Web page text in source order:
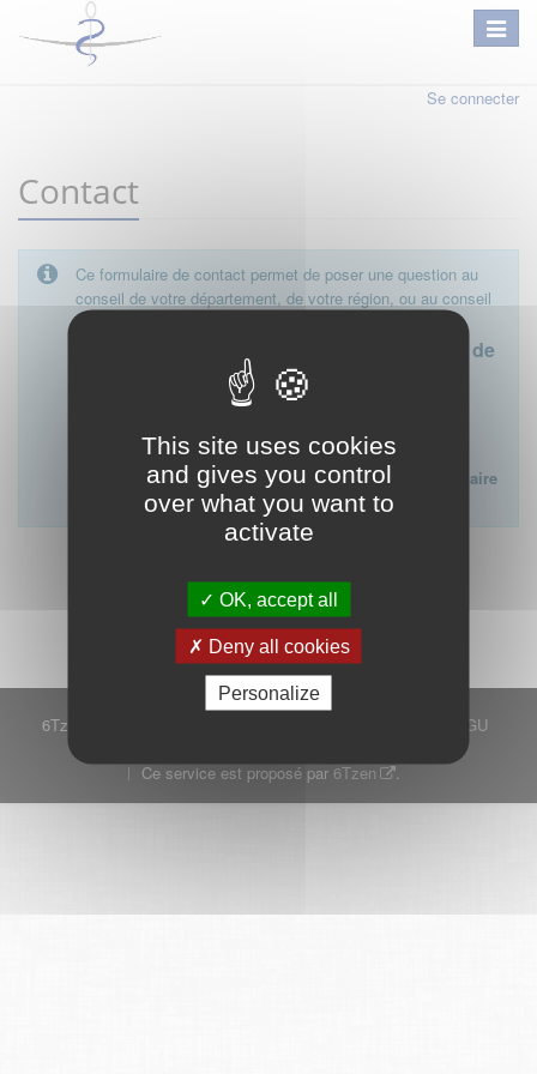
This site uses cookies
and gives you control
over what you want to
activate
OK, accept all
Deny all cookies
Personalize
Se connecter
Contact
Ce formulaire de contact permet de poser une question au
conseil de votre département, de votre région, ou au conseil
national.
Le conseil départemental est l'interlocuteur de
proximité à privilégier.
plainte ou formuler des doléances à l'égard d'un médecin
Lien vers la FAQ du CNOM sur la procédure disciplinaire
FAQ procédure disciplinaire
Démarrer
6Tzen ©2015 - Tous droits réservés
CGU
Ce service est proposé par6Tzen .